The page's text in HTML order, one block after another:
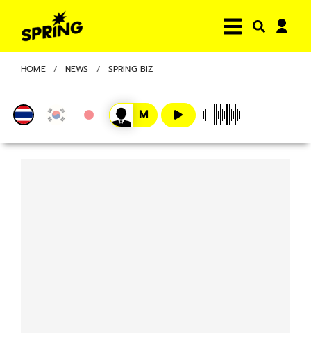
HOME NEWS SPRING BIZ